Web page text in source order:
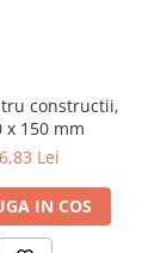
constructii,
x 150 mm
Lei
IN COS